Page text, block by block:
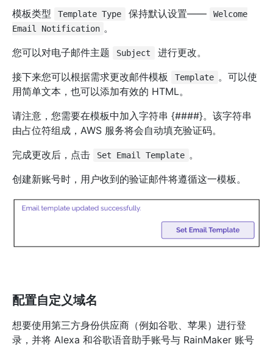
模板类型 Template Type 保持默认设置——
Welcome
Email Notification 。
您可以对电子邮件主题
Subject
进行更改。
接下来您可以根据需求更改邮件模板
Template 。可以使
用简单文本，也可以添加有效的 HTML。
请注意，您需要在模板中加入字符串 {####}。该字符串
由占位符组成，AWS 服务将会自动填充验证码。
完成更改后，点击
Set Email Template 。
创建新账号时，用户收到的验证邮件将遵循这一模板。
配置自定义域名
想要使用第三方身份供应商（例如谷歌、苹果）进行登
录，并将 Alexa 和谷歌语音助手账号与 RainMaker 账号